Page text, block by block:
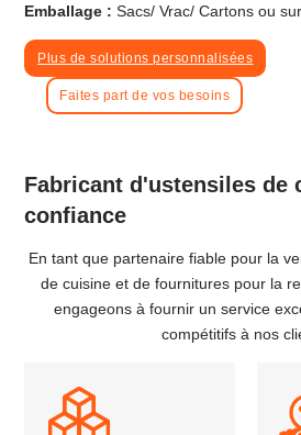
Emballage : Sacs/ Vrac/ Cartons ou
Plus de solutions personnalisées
Faites part de vos besoins
Fabricant d'ustensiles de
confiance
En tant que partenaire fiable pour la
de cuisine et de fournitures pour la
engageons à fournir un service
compétitifs à nos